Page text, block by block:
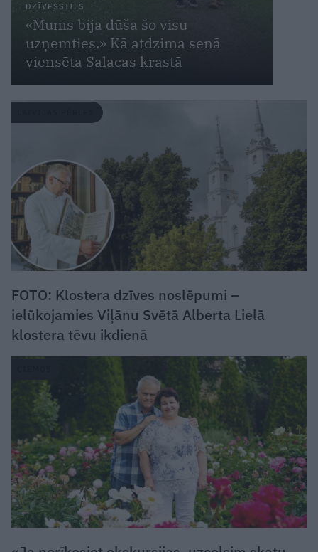
DZĪVESSTILS
«Mums bija dūša šo visu
uzņemties.» Kā atdzima senā
viensēta Salacas krastā
FOTO: Klostera dzīves noslēpumi –
ielūkojamies Viļānu Svētā Alberta Lielā
klostera tēvu ikdienā